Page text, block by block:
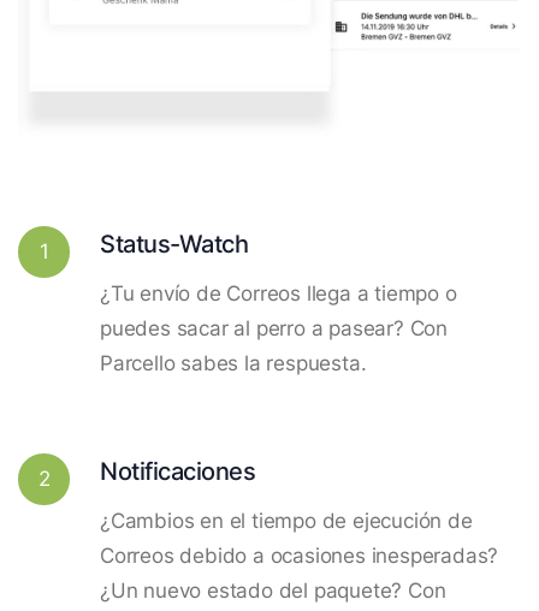
1 Status-Watch
¿Tu envío de Correos llega a tiempo o
puedes sacar al perro a pasear? Con
Parcello sabes la respuesta.
2 Notificaciones
¿Cambios en el tiempo de ejecución de
Correos debido a ocasiones inesperadas?
¿Un nuevo estado del paquete? Con